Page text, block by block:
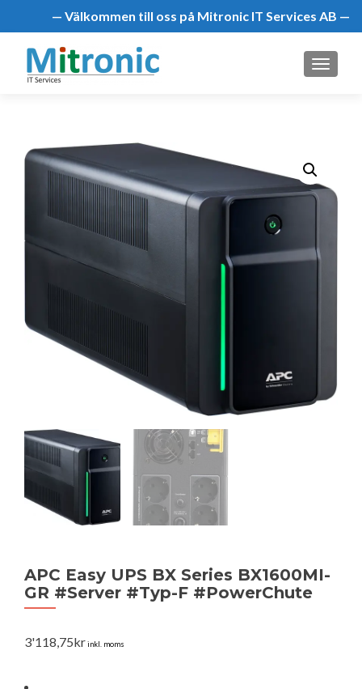
— Välkommen till oss på Mitronic IT Services AB —
MENU
APC Easy UPS BX Series BX1600MI-
GR #Server #Typ-F #PowerChute
3'118,75krinkl. moms